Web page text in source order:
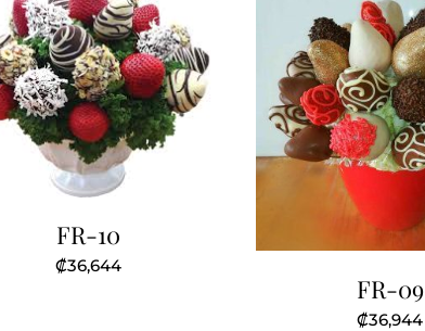
FR-10
₡36,644
FR-09
₡36,944